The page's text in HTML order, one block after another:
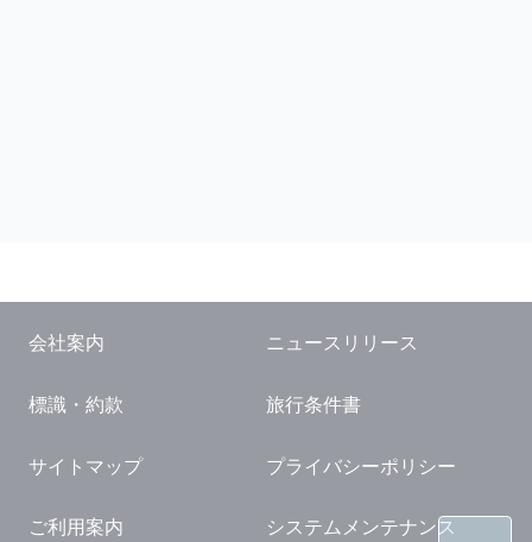
会社案内 ニュースリリース
標識・約款 旅行条件書
サイトマップ プライバシーポリシー
ご利用案内 システムメンテナンス